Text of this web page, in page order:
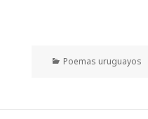
Categorías
Poemas uruguayos